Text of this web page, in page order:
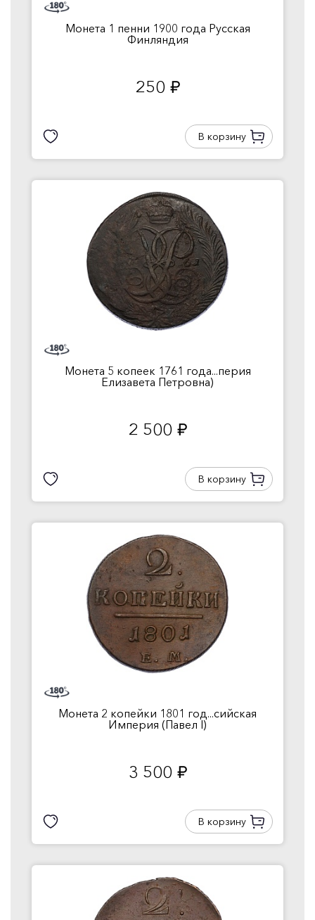
Монета 1 пенни 1900 года Русская
Финляндия
250 руб.
В корзину
Монета 5 копеек 1761 года...перия
Елизавета Петровна)
2 500 руб.
В корзину
Монета 2 копейки 1801 год...сийская
Империя (Павел I)
3 500 руб.
В корзину